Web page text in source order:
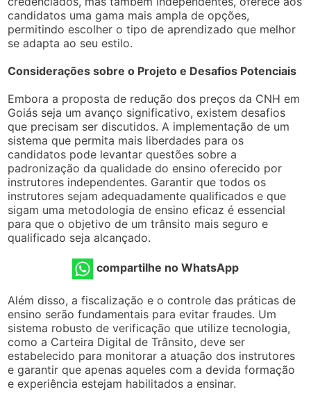
candidatos uma gama mais ampla de opções,
permitindo escolher o tipo de aprendizado que melhor
se adapta ao seu estilo.
Considerações sobre o Projeto e Desafios Potenciais
Embora a proposta de redução dos preços da CNH em
Goiás seja um avanço significativo, existem desafios
que precisam ser discutidos. A implementação de um
sistema que permita mais liberdades para os
candidatos pode levantar questões sobre a
padronização da qualidade do ensino oferecido por
instrutores independentes. Garantir que todos os
instrutores sejam adequadamente qualificados e que
sigam uma metodologia de ensino eficaz é essencial
para que o objetivo de um trânsito mais seguro e
qualificado seja alcançado.
compartilhe no WhatsApp
Além disso, a fiscalização e o controle das práticas de
ensino serão fundamentais para evitar fraudes. Um
sistema robusto de verificação que utilize tecnologia,
como a Carteira Digital de Trânsito, deve ser
estabelecido para monitorar a atuação dos instrutores
e garantir que apenas aqueles com a devida formação
e experiência estejam habilitados a ensinar.